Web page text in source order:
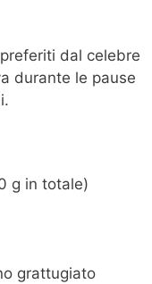
dal celebre
durante le pause
g in totale)
grattugiato